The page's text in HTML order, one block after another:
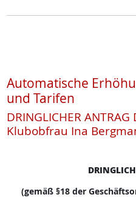
Automatische
und Tarifen
DRINGLICHER ANTRAG
Klubobfrau Ina
(gemäß §18 der